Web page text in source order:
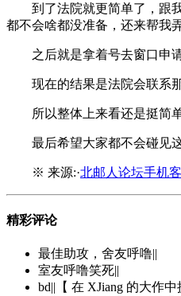
到了法院就更简单了，跟
都不会啥都没准备，还来帮我
之后就是拿着号去窗口申
现在的结果是法院会联系
所以整体上来看还是挺简
最后希望大家都不会碰见
※ 来源:·北邮人论坛手机
精彩评论
最佳助攻，舍友呼噜||
室友呼噜笑死||
bd||【 在 XJiang 的大作